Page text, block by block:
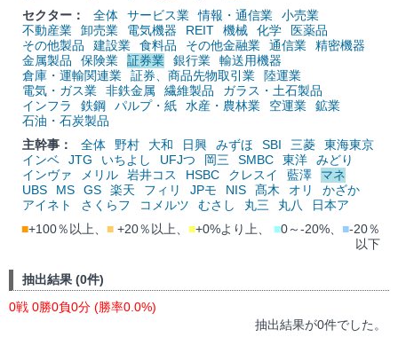
セクター：
全体 サービス業 情報・通信業
小売業
不動産業
卸売業 電気機器 REIT 機械 化学
医薬品
その他製品
建設業 食料品 その他金融業 通信業
精密機器
金属製品
保険業 証券業 銀行業
輸送用機器
倉庫・運輸関連業
証券、商品先物取引業
陸運業
電気・ガス業
非鉄金属 繊維製品
ガラス・土石製品
インフラ
鉄鋼 パルプ・紙 水産・農林業 空運業
鉱業
石油・石炭製品
主幹事：
全体 野村 大和 日興 みずほ SBI 三菱
東海東京
インベ
JTG いちよし UFJつ 岡三 SMBC 東洋
みどり
インヴァ
メリル 岩井コス HSBC クレスイ 藍澤
マネ
UBS
MS GS 楽天 フィリ JPモ NIS 髙木 オリ
かざか
アイネト
さくらフ コメルツ むさし 丸三 丸八
日本ア
■+100％以上、 ■ +20％以上、 ■+0%より上、 ■0～-20%、 ■-20％
以下
抽出結果 (0件)
0戦 0勝0負0分 (勝率0.0%)
抽出結果が0件でした。